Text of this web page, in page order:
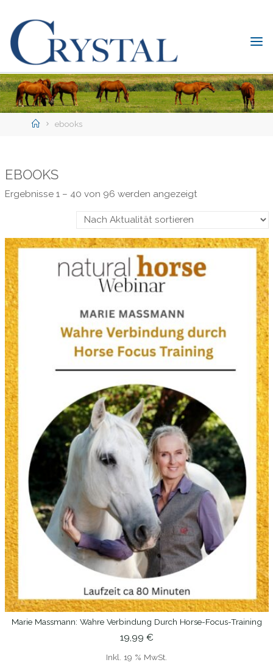
content
Crystal
Verlag
DER
ONLINE-
SHOP
Homeebooks
EBOOKS
Ergebnisse 1 – 40 von 96 werden angezeigtNach
IN DEN WARENKORB
Marie Massmann: Wahre Verbindung Durch Horse-Focus-Training
19,99 €
Inkl. 19 % MwSt.